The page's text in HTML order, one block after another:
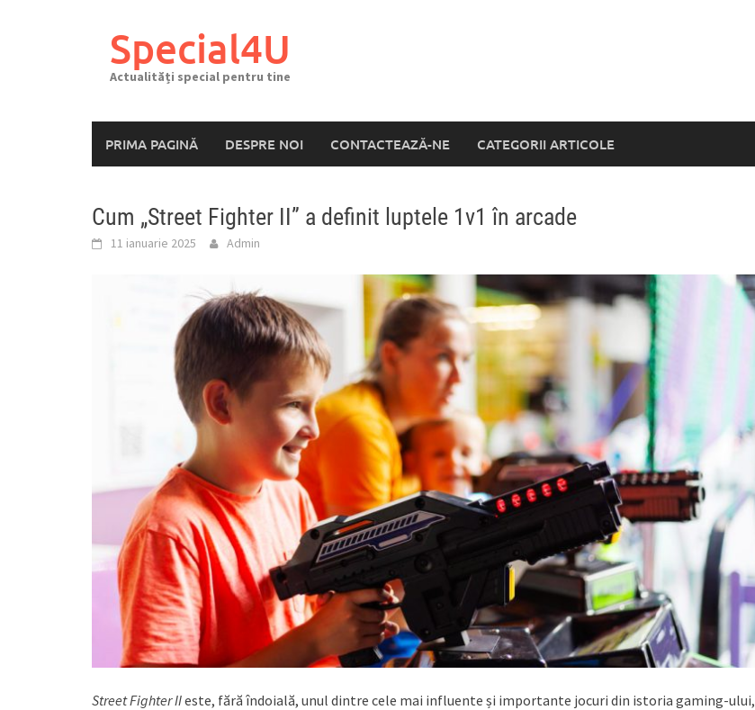
Special4U
Actualități special pentru tine
PRIMA PAGINĂ DESPRE NOI CONTACTEAZĂ-NE CATEGORII ARTICOLE
Cum „Street Fighter II” a definit luptele 1v1 în arcade
11 ianuarie 2025 Admin
Street Fighter IIeste, fără îndoială, unul dintre cele mai influente și importante jocuri din istoria gaming-ului,